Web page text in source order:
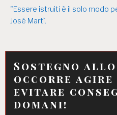
"Essere istruiti è il solo modo
José Martì.
Sostegno
occorre agire
evitare
domani!